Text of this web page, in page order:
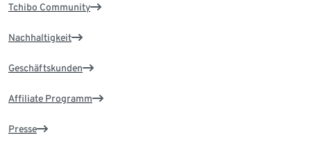
Tchibo Community
Nachhaltigkeit
Geschäftskunden
Affiliate Programm
Presse